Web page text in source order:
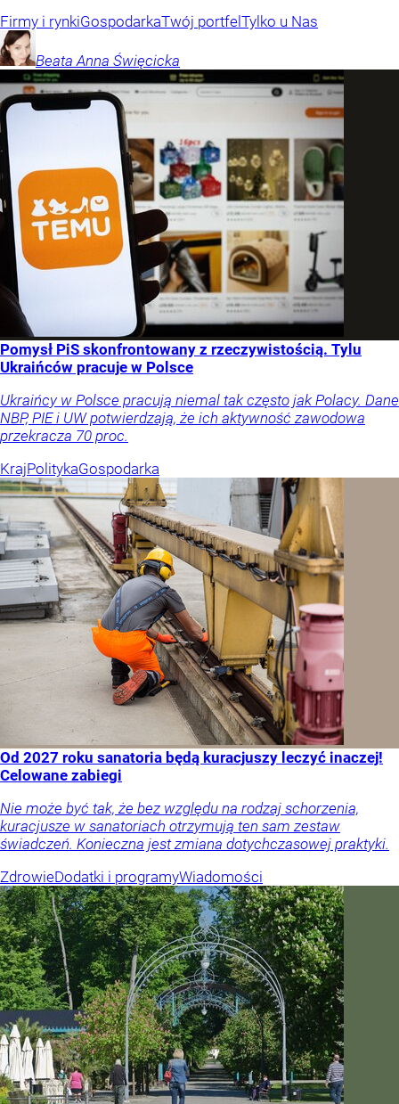
Firmy i rynkiGospodarkaTwój portfel Tylko u Nas
Beata Anna Święcicka
Pomysł PiS skonfrontowany z rzeczywistością. Tylu
Ukraińców pracuje w Polsce
Ukraińcy w Polsce pracują niemal tak często jak Polacy. Dane
NBP, PIE i UW potwierdzają, że ich aktywność zawodowa
przekracza 70 proc.
KrajPolitykaGospodarka
Od 2027 roku sanatoria będą kuracjuszy leczyć inaczej!
Celowane zabiegi
Nie może być tak, że bez względu na rodzaj schorzenia,
kuracjusze w sanatoriach otrzymują ten sam zestaw
świadczeń. Konieczna jest zmiana dotychczasowej praktyki.
ZdrowieDodatki i programyWiadomości